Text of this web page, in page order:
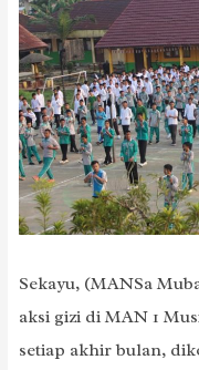
Sekayu, (MANSa
aksi gizi di MAN 1
setiap akhir bulan,